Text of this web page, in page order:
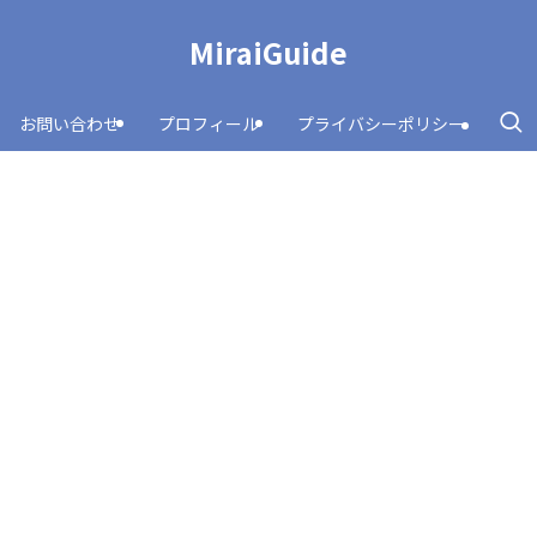
MiraiGuide
お問い合わせ プロフィール プライバシーポリシー